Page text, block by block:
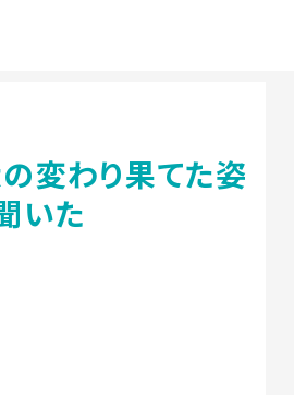
変わり果てた姿
いた